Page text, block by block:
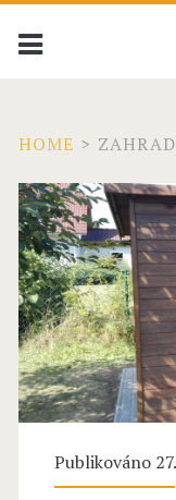
HOME >
Publikováno